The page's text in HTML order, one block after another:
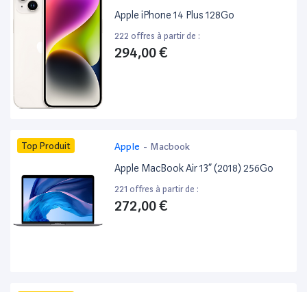
Apple iPhone 14 Plus 128Go
222 offres à partir de :
294,00 €
Top Produit Apple - Macbook
Apple MacBook Air 13” (2018) 256Go
221 offres à partir de :
272,00 €